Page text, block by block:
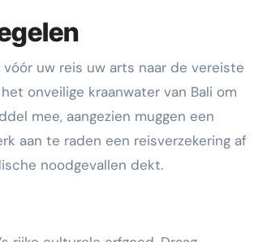
uw reis uw arts naar de vereiste
onveilige kraanwater van Bali om
mee, aangezien muggen een
aan te raden een reisverzekering af
noodgevallen dekt.